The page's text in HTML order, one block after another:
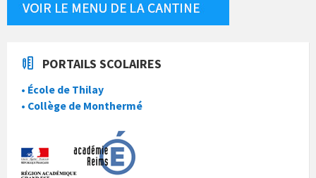
PORTAILS SCOLAIRES
• École de Thilay
• Collège de Monthermé